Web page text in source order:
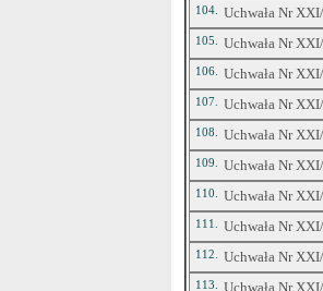
104. Uchwała Nr
105. Uchwała Nr
106. Uchwała Nr
107. Uchwała Nr
108. Uchwała Nr
109. Uchwała Nr
110. Uchwała Nr
111. Uchwała Nr
112. Uchwała Nr
113. Uchwała Nr